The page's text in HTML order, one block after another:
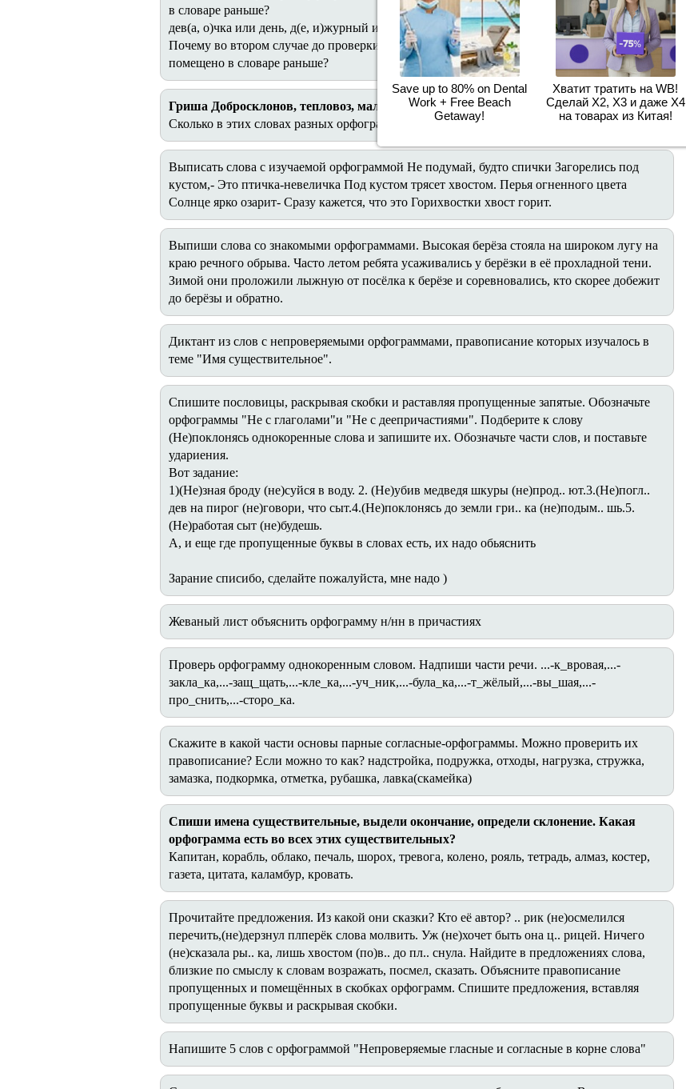
Save up to 80% on Dental
Work + Free Beach
Getaway!
Хватит тратить на WB!
Сделай Х2, Х3 и даже Х4
на товарах из Китая!
в словаре раньше?
дев(а, о)чка или день, д(е, и)журный или день.
Почему во втором случае до проверки орфограмм нельзя сказать, какое слово из двух
помещено в словаре раньше?
Гриша Добросклонов, тепловоз, малоежка, птицелов, белоручка.
Сколько в этих словах разных орфограмм?
Выписать слова с изучаемой орфограммой Не подумай, будто спички Загорелись под
кустом,- Это птичка-невеличка Под кустом трясет хвостом. Перья огненного цвета
Солнце ярко озарит- Сразу кажется, что это Горихвостки хвост горит.
Выпиши слова со знакомыми орфограммами. Высокая берёза стояла на широком лугу на
краю речного обрыва. Часто летом ребята усаживались у берёзки в её прохладной тени.
Зимой они проложили лыжную от посёлка к берёзе и соревновались, кто скорее добежит
до берёзы и обратно.
Диктант из слов с непроверяемыми орфограммами, правописание которых изучалось в
теме "Имя существительное".
Спишите пословицы, раскрывая скобки и раставляя пропущенные запятые. Обозначьте
орфограммы "Не с глаголами"и "Не с деепричастиями". Подберите к слову
(Не)поклонясь однокоренные слова и запишите их. Обозначьте части слов, и поставьте
удариения.
Вот задание:
1)(Не)зная броду (не)суйся в воду. 2. (Не)убив медведя шкуры (не)прод.. ют.3.(Не)погл..
дев на пирог (не)говори, что сыт.4.(Не)поклонясь до земли гри.. ка (не)подым.. шь.5.
(Не)работая сыт (не)будешь.
А, и еще где пропущенные буквы в словах есть, их надо обьяснить
Зарание списибо, сделайте пожалуйста, мне надо )
Жеваный лист объяснить орфограмму н/нн в причастиях
Проверь орфограмму однокоренным словом. Надпиши части речи. ...-к_вровая,...-
закла_ка,...-защ_щать,...-кле_ка,...-уч_ник,...-була_ка,...-т_жёлый,...-вы_шая,...-
про_снить,...-сторо_ка.
Скажите в какой части основы парные согласные-орфограммы. Можно проверить их
правописание? Если можно то как? надстройка, подружка, отходы, нагрузка, стружка,
замазка, подкормка, отметка, рубашка, лавка(скамейка)
Спиши имена существительные, выдели окончание, определи склонение. Какая
орфограмма есть во всех этих существительных?
Капитан, корабль, облако, печаль, шорох, тревога, колено, рояль, тетрадь, алмаз, костер,
газета, цитата, каламбур, кровать.
Прочитайте предложения. Из какой они сказки? Кто её автор? .. рик (не)осмелился
перечить,(не)дерзнул плперёк слова молвить. Уж (не)хочет быть она ц.. рицей. Ничего
(не)сказала ры.. ка, лишь хвостом (по)в.. до пл.. снула. Найдите в предложениях слова,
близкие по смыслу к словам возражать, посмел, сказать. Объясните правописание
пропущенных и помещённых в скобках орфограмм. Спишите предложения, вставляя
пропущенные буквы и раскрывая скобки.
Напишите 5 слов с орфограммой "Непроверяемые гласные и согласные в корне слова"